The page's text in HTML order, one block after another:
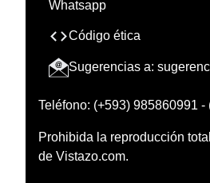
Código ética
Sugerencias a:
Teléfono: (+593) 985860991
Prohibida la reproducción
de Vistazo.com.